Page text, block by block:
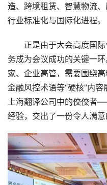
造、跨境租赁、智慧物流
行业标准化与国际化进程。
正是由于大会高度国际
务成为会议成功的关键一
家、企业高管，需要围绕
金融风控术语等“硬核”内容
上海翻译公司中的佼佼者
经验，交出了一份令人满意